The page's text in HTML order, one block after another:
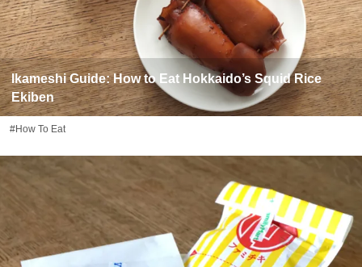
Ikameshi Guide: How to Eat Hokkaido’s Squid Rice
Ekiben
#How To Eat